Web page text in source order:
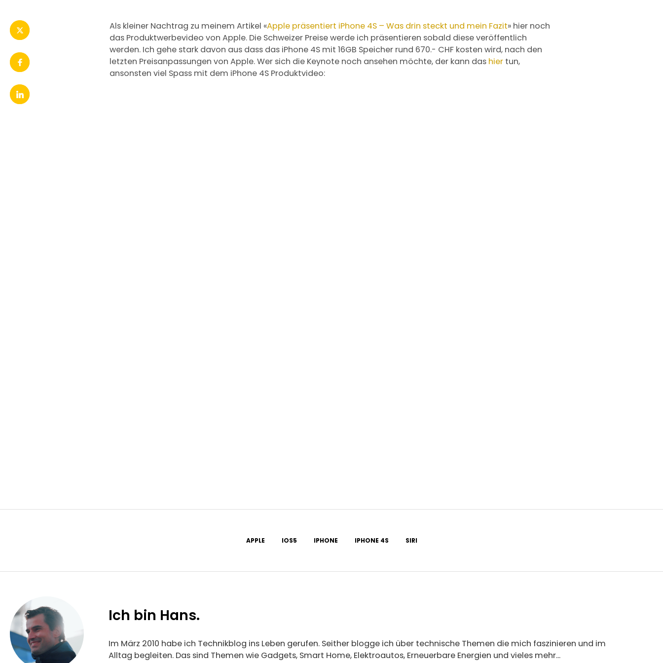
Als kleiner Nachtrag zu meinem Artikel «Apple präsentiert iPhone 4S – Was drin steckt und mein Fazit» hier noch
das Produktwerbevideo von Apple. Die Schweizer Preise werde ich präsentieren sobald diese veröffentlich
werden. Ich gehe stark davon aus dass das iPhone 4S mit 16GB Speicher rund 670.- CHF kosten wird, nach den
letzten Preisanpassungen von Apple. Wer sich die Keynote noch ansehen möchte, der kann das hier tun,
ansonsten viel Spass mit dem iPhone 4S Produktvideo:
APPLE IOS5 IPHONE IPHONE 4S SIRI
Ich bin Hans.
Im März 2010 habe ich Technikblog ins Leben gerufen. Seither blogge ich über technische Themen die mich faszinieren und im
Alltag begleiten. Das sind Themen wie Gadgets, Smart Home, Elektroautos, Erneuerbare Energien und vieles mehr...